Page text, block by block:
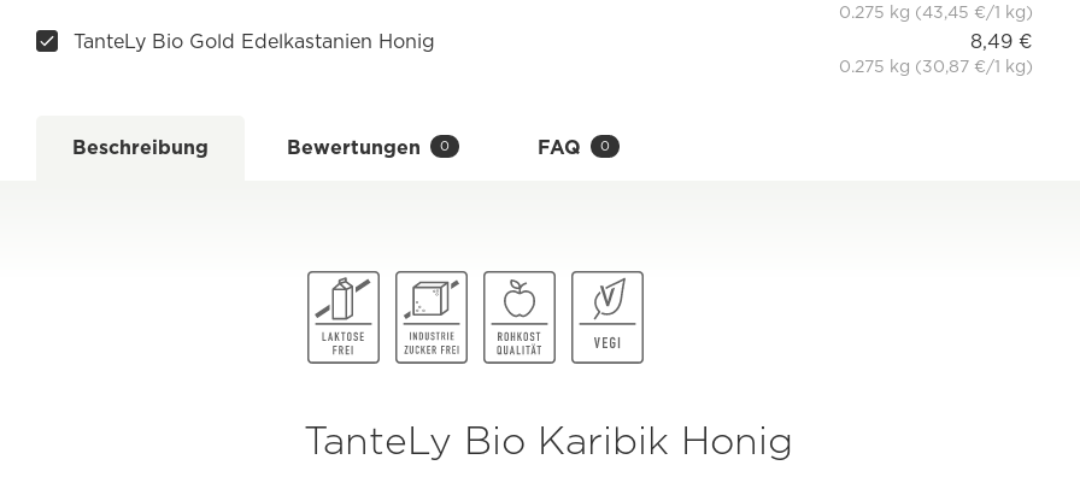
0.275 kg (43,45 €/1 kg)
TanteLy Bio Gold Edelkastanien Honig 8,49 €
0.275 kg (30,87 €/1 kg)
Beschreibung Bewertungen 0 FAQ 0
TanteLy Bio Karibik Honig